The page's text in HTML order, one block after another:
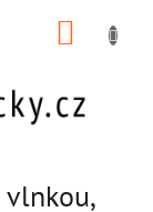
vlnkou,